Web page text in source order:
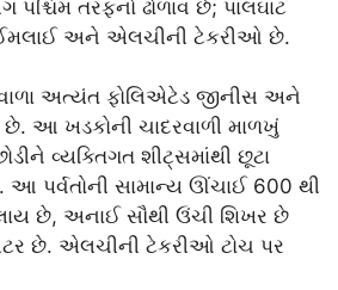
તરફનો ઢોળાવ છે; પાલઘાટ
અને એલચીની ટેકરીઓ છે.
અત્યંત ફોલિએટેડ જીનીસ અને
છે. આ ખડકોની ચાદરવાળી માળખું
વ્યક્તિગત શીટ્સમાંથી છૂટા
આ પર્વતોની સામાન્ય ઊંચાઈ 600 થી
છે, અનાઈ સૌથી ઉંચી શિખર છે
છે. એલચીની ટેકરીઓ ટોચ પર